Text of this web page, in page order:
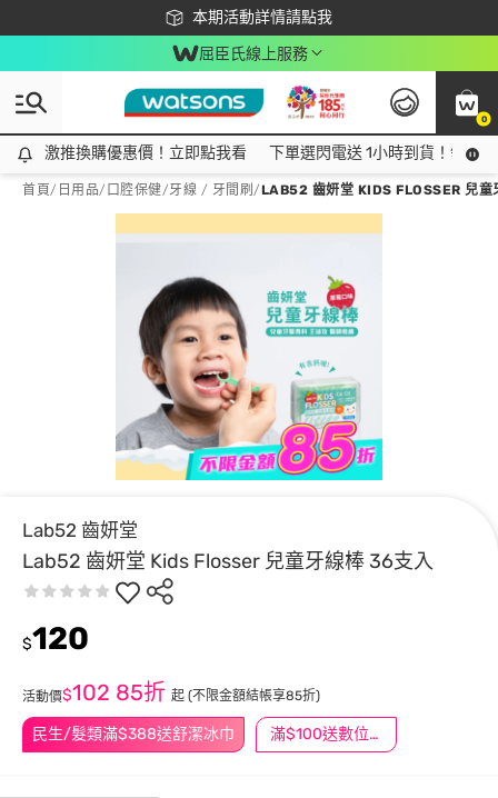
本期活動詳情請點我
下載app最高回饋$350
屈臣氏線上服務
0
激推換購優惠價！立即點我看
激推換購優惠價！立即點我看 下單選閃電送 1小時到貨！領神
首頁/ 日用品/ 口腔保健/牙線 / 牙間刷 /LAB52 齒妍堂 KIDS FLOSSER 兒童
Lab52 齒妍堂
Lab52 齒妍堂 Kids Flosser 兒童牙線棒 36支入
民生/髮類滿$388送舒潔冰巾 滿$100送數位印花
$120
活動價$102 85折 起 (不限金額結帳享85折)